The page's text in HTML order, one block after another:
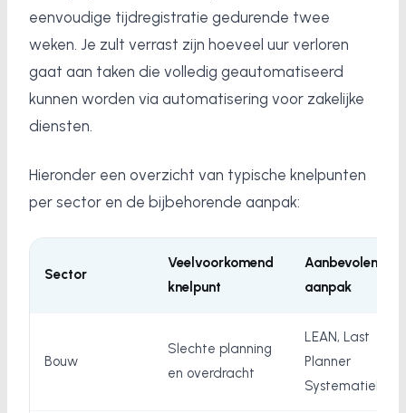
eenvoudige tijdregistratie gedurende twee
weken. Je zult verrast zijn hoeveel uur verloren
gaat aan taken die volledig geautomatiseerd
kunnen worden via automatisering voor zakelijke
diensten.
Hieronder een overzicht van typische knelpunten
per sector en de bijbehorende aanpak:
Sector
Veelvoorkomend
knelpunt
Aanbevolen
aanpak
Bouw
Slechte planning
en overdracht
LEAN, Last
Planner
Systematiek